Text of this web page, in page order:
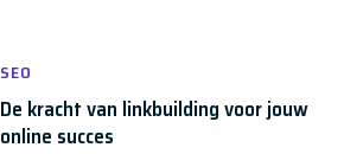
SEO
De kracht van linkbuilding voor jouw
online succes